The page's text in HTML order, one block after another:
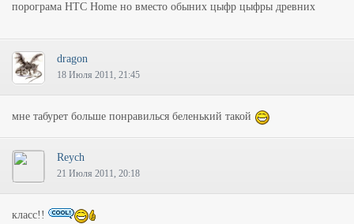
порограма HTC Home но вместо обыних цыфр цыфры древних
dragon
18 Июля 2011, 21:45
мне табурет больше понравилься беленький такой
Reych
21 Июля 2011, 20:18
класс!!